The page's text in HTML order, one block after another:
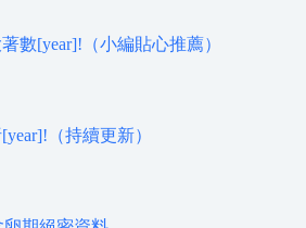
數[year]!（小編貼心推薦）
（持續更新）